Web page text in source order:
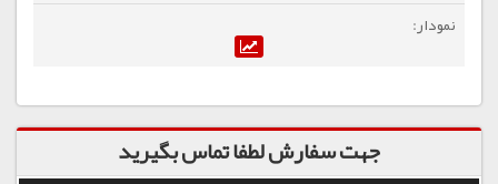
جهت سفارش لطفا تماس بگیرید